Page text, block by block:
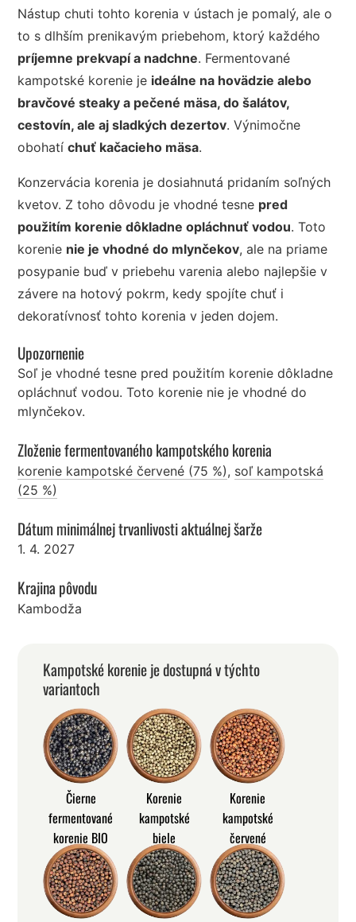
Nástup chuti tohto korenia v ústach je pomalý, ale o
to s dlhším prenikavým priebehom, ktorý každého
príjemne prekvapí a nadchne. Fermentované
kampotské korenie je ideálne na hovädzie alebo
bravčové steaky a pečené mäsa, do šalátov,
cestovín, ale aj sladkých dezertov. Výnimočne
obohatíchuť kačacieho mäsa.
Konzervácia korenia je dosiahnutá pridaním soľných
kvetov. Z toho dôvodu je vhodné tesne pred
použitím korenie dôkladne opláchnuť vodou. Toto
korenie nie je vhodné do mlynčekov, ale na priame
posypanie buď v priebehu varenia alebo najlepšie v
závere na hotový pokrm, kedy spojíte chuť i
dekoratívnosť tohto korenia v jeden dojem.
Upozornenie
Soľ je vhodné tesne pred použitím korenie dôkladne
opláchnuť vodou. Toto korenie nie je vhodné do
mlynčekov.
Zloženie fermentovaného kampotského korenia
korenie kampotské červené (75 %), soľ kampotská
(25 %)
Dátum minimálnej trvanlivosti aktuálnej šarže
1. 4. 2027
Krajina pôvodu
Kambodža
Kampotské korenie je dostupná v týchto
variantoch
Čierne
fermentované
korenie BIO
Korenie
kampotské
biele
Korenie
kampotské
červené